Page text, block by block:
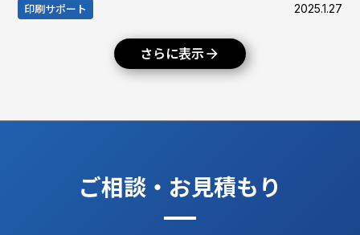
印刷サポート 2025.1.27
さらに表示arrow_forward
ご相談・お見積もり